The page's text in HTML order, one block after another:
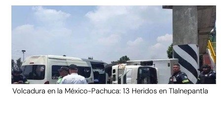
Volcadura en la México-Pachuca: 13 Heridos en Tlalnepantla